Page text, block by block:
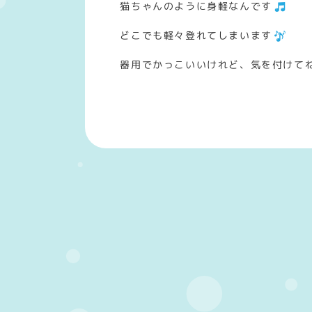
猫ちゃんのように身軽なんです
どこでも軽々登れてしまいます
器用でかっこいいけれど、気を付けて